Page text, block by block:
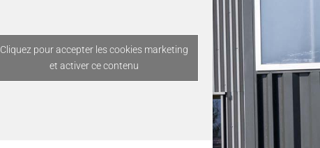
Cliquez pour accepter les cookies marketing
et activer ce contenu